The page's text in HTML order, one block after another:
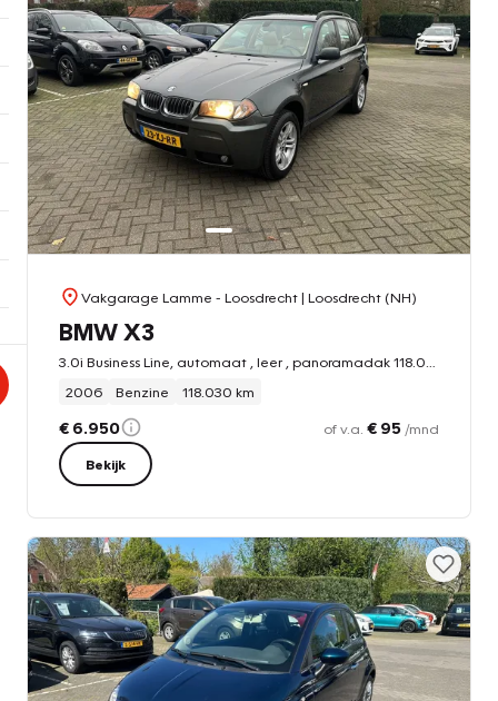
Vakgarage Lamme - Loosdrecht| Loosdrecht (NH)
BMW X3
2006
Benzine 118.030 km
€ 6.950 of v.a. € 95 /mnd
Bekijk